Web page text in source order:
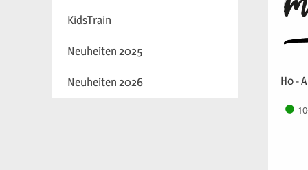
KidsTrain
Neuheiten 2025
Neuheiten 2026 H0 -